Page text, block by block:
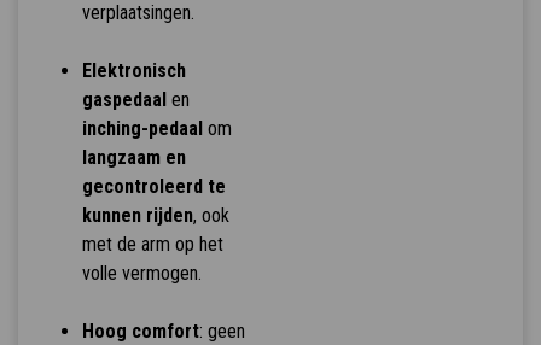
verplaatsingen.
Elektronisch
gaspedaal en
inching-pedaal om
langzaam en
gecontroleerd te
kunnen rijden, ook
met de arm op het
volle vermogen.
Hoog comfort: geen